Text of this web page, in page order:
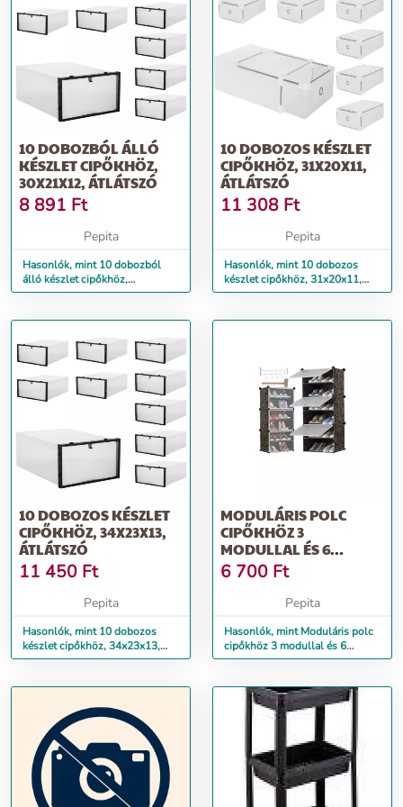
10 DOBOZBÓL ÁLLÓ
KÉSZLET CIPŐKHÖZ,
30X21X12, ÁTLÁTSZÓ
8 891 Ft
Pepita
Hasonlók, mint 10 dobozból
álló készlet cipőkhöz,
30x21x12, átlátszó
10 DOBOZOS KÉSZLET
CIPŐKHÖZ, 31X20X11,
ÁTLÁTSZÓ
11 308 Ft
Pepita
Hasonlók, mint 10 dobozos
készlet cipőkhöz, 31x20x11,
átlátszó
10 DOBOZOS KÉSZLET
CIPŐKHÖZ, 34X23X13,
ÁTLÁTSZÓ
11 450 Ft
Pepita
Hasonlók, mint 10 dobozos
készlet cipőkhöz, 34x23x13,
átlátszó
MODULÁRIS POLC
CIPŐKHÖZ 3
MODULLAL ÉS 6
SZINTTEL, FEKETE SZÍN
6 700 Ft
Pepita
Hasonlók, mint Moduláris polc
cipőkhöz 3 modullal és 6
szinttel, fekete szín